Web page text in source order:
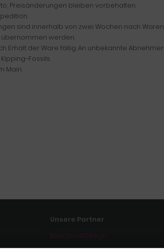
Preisänderungen bleiben vorbehalten.
sind innerhalb von zwei Wochen nach
werden.
Erhalt der Ware fällig. An unbekannte
Fossils.
Main.
Unsere Partner
BlueStoneDesign